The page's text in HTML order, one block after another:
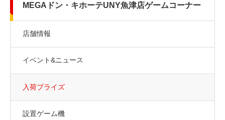
MEGAドン・キホーテUNY魚津店ゲームコーナー
店舗情報
イベント&ニュース
入荷プライズ
設置ゲーム機